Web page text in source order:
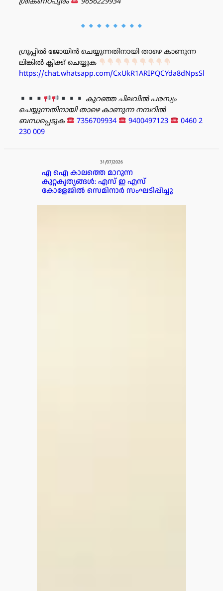
ശ്രീകണ്ഠപുരം 9656229934
ഗ്രൂപ്പിൽ ജോയിൻ ചെയ്യുന്നതിനായി താഴെ കാണുന്ന
ലിങ്കിൽ ക്ലിക്ക് ചെയ്യുക
https://chat.whatsapp.com/CxUkR1ARIPQCYda8dNpsSl
കുറഞ്ഞ ചിലവിൽ പരസ്യം
ചെയ്യുന്നതിനായി താഴെ കാണുന്ന നമ്പറിൽ
ബന്ധപ്പെടുക
7356709934 9400497123
0460 2
230 009
31/07/2026
എ ഐ കാലത്തെ മാറുന്ന
കുറ്റകൃത്യങ്ങൾ: എസ് ഇ എസ്
കോളേജിൽ സെമിനാർ സംഘടിപ്പിച്ചു